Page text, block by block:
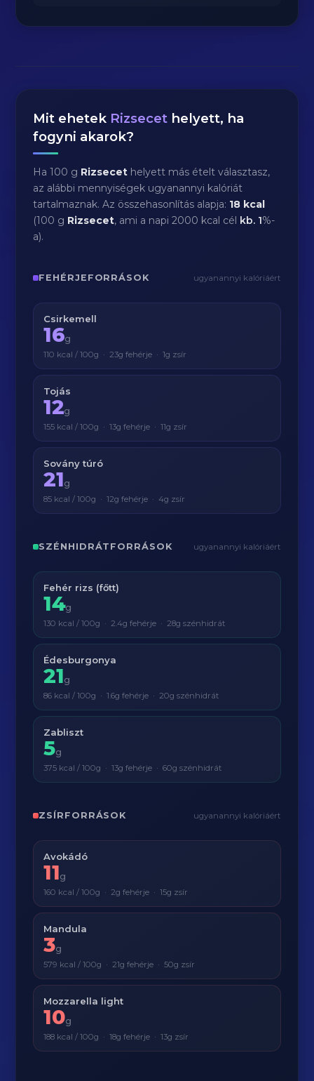
Mit ehetek Rizsecet helyett, ha
fogyni akarok?
Ha 100 g Rizsecet helyett más ételt választasz,
az alábbi mennyiségek ugyanannyi kalóriát
tartalmaznak. Az összehasonlítás alapja: 18 kcal
(100 g Rizsecet, ami a napi 2000 kcal cél kb. 1%-
a).
FEHÉRJEFORRÁSOK ugyanannyi kalóriáért
Csirkemell
16g
110 kcal / 100g · 23g fehérje · 1g zsír
Tojás
12g
155 kcal / 100g · 13g fehérje · 11g zsír
Sovány túró
21g
85 kcal / 100g · 12g fehérje · 4g zsír
SZÉNHIDRÁTFORRÁSOK ugyanannyi kalóriáért
Fehér rizs (főtt)
14g
130 kcal / 100g · 2.4g fehérje · 28g szénhidrát
Édesburgonya
21g
86 kcal / 100g · 1.6g fehérje · 20g szénhidrát
Zabliszt
5g
375 kcal / 100g · 13g fehérje · 60g szénhidrát
ZSÍRFORRÁSOK ugyanannyi kalóriáért
Avokádó
11g
160 kcal / 100g · 2g fehérje · 15g zsír
Mandula
3g
579 kcal / 100g · 21g fehérje · 50g zsír
Mozzarella light
10g
188 kcal / 100g · 18g fehérje · 13g zsír